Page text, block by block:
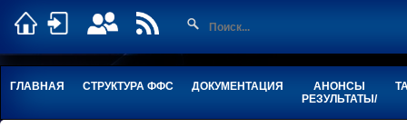
ГЛАВНАЯ СТРУКТУРА ФФС ДОКУМЕНТАЦИЯ
АНОНСЫ
РЕЗУЛЬТАТЫ/